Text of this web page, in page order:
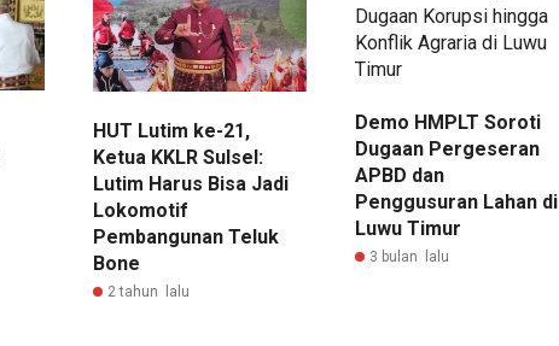
HUT Lutim ke-21,
Ketua KKLR Sulsel:
Lutim Harus Bisa Jadi
Lokomotif
Pembangunan Teluk
Bone
2 tahun lalu
Demo HMPLT Soroti
Dugaan Pergeseran
APBD dan
Penggusuran Lahan di
Luwu Timur
3 bulan lalu